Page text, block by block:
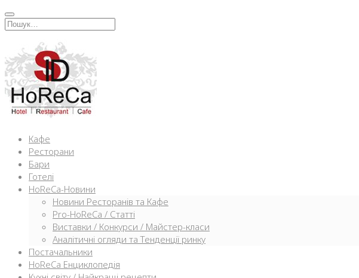
Перейти
кИскать:
Кафе
Ресторани
Бари
Готелі
HoReCa-Новини
Новини Ресторанів та Кафе
Pro-HoReCa / Статті
Виставки / Конкурси / Майстер-класи
Аналітичні огляди та Тенденції ринку
Постачальники
HoReCa Енциклопедія